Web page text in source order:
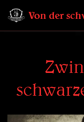
Zum Inhalt springen
Von der